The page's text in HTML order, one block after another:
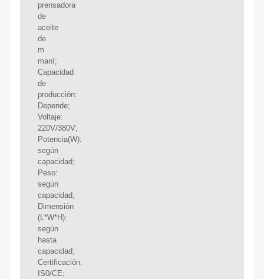
prensadora
de
aceite
de
m
maní;
Capacidad
de
producción:
Depende;
Voltaje:
220V/380V;
Potencia(W):
según
capacidad;
Peso:
según
capacidad;
Dimensión
(L*W*H):
según
hasta
capacidad;
Certificación:
IS0/CE;